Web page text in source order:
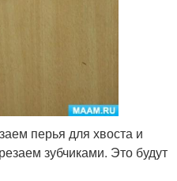
перья для хвоста и
зубчиками. Это будут